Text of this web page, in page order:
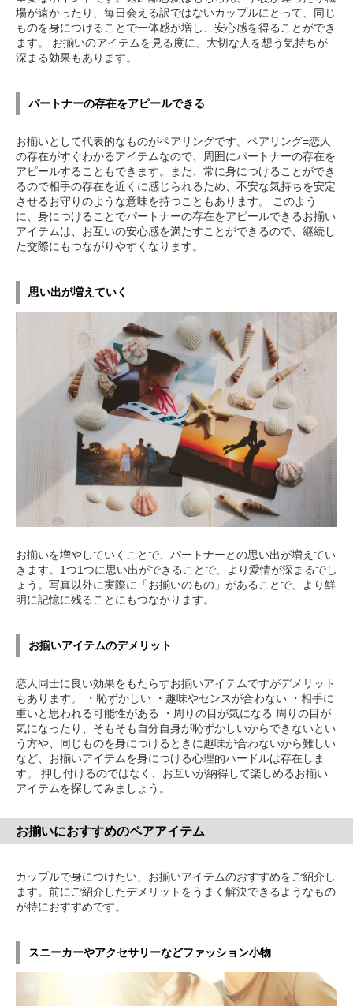
場が遠かったり、毎日会える訳ではないカップルにとって、同じ
ものを身につけることで一体感が増し、安心感を得ることができ
ます。 お揃いのアイテムを見る度に、大切な人を想う気持ちが
深まる効果もあります。
パートナーの存在をアピールできる
お揃いとして代表的なものがペアリングです。ペアリング=恋人
の存在がすぐわかるアイテムなので、周囲にパートナーの存在を
アピールすることもできます。また、常に身につけることができ
るので相手の存在を近くに感じられるため、不安な気持ちを安定
させるお守りのような意味を持つこともあります。 このよう
に、身につけることでパートナーの存在をアピールできるお揃い
アイテムは、お互いの安心感を満たすことができるので、継続し
た交際にもつながりやすくなります。
思い出が増えていく
お揃いを増やしていくことで、パートナーとの思い出が増えてい
きます。1つ1つに思い出ができることで、より愛情が深まるでし
ょう。写真以外に実際に「お揃いのもの」があることで、より鮮
明に記憶に残ることにもつながります。
お揃いアイテムのデメリット
恋人同士に良い効果をもたらすお揃いアイテムですがデメリット
もあります。 ・恥ずかしい ・趣味やセンスが合わない ・相手に
重いと思われる可能性がある ・周りの目が気になる 周りの目が
気になったり、そもそも自分自身が恥ずかしいからできないとい
う方や、同じものを身につけるときに趣味が合わないから難しい
など、お揃いアイテムを身につける心理的ハードルは存在しま
す。 押し付けるのではなく、お互いが納得して楽しめるお揃い
アイテムを探してみましょう。
お揃いにおすすめのペアアイテム
カップルで身につけたい、お揃いアイテムのおすすめをご紹介し
ます。前にご紹介したデメリットをうまく解決できるようなもの
が特におすすめです。
スニーカーやアクセサリーなどファッション小物